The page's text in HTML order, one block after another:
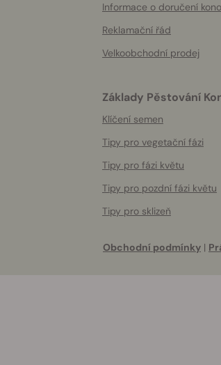
Informace o doručení
Reklamační řád
Velkoobchodní prodej
Základy Pěstování
Klíčení semen
Tipy pro vegetační fázi
Tipy pro fázi květu
Tipy pro pozdní fázi květu
Tipy pro sklizeň
Obchodní podmínky |